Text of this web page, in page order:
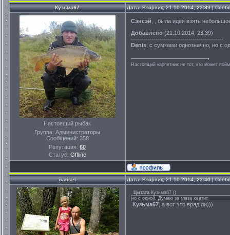
Кузьма67 Дата: Вторник, 21.10.2014, 23:39 |
Настоящий рыбак
Группа: Администраторы
Сообщений: 358
Репутация:60
Статус: Offline
Сэнсэй , , была идея взять
Добавлено (21.10.2014, 23:39)
---------------------------------------------
Denis , с сумками однозначно, но с
Настоящий карпятник не тот, кто может
саныч Дата: Вторник, 21.10.2014, 23:40 |
Цитата Кузьма67 ()
но с одной. Думаю за глаза хватит.
Кузьма67 , а вот это вряд ли)))